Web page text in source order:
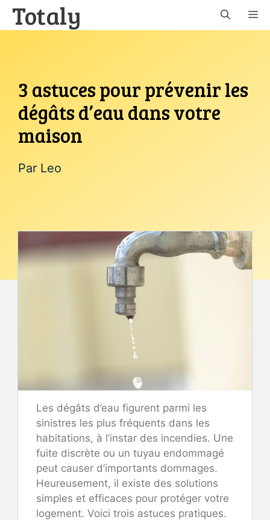
AllerTotaly
3 astuces pour prévenir les
dégâts d’eau dans votre
maison
Par Leo
Les dégâts d’eau figurent parmi les
sinistres les plus fréquents dans les
habitations, à l’instar des incendies. Une
fuite discrète ou un tuyau endommagé
peut causer d’importants dommages.
Heureusement, il existe des solutions
simples et efficaces pour protéger votre
logement. Voici trois astuces pratiques.